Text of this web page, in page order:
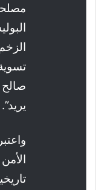
يريد”.